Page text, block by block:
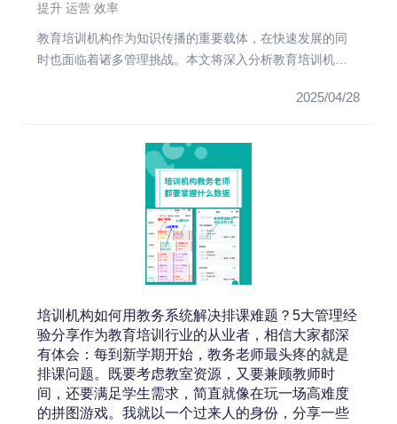
提升 运营 效率
教育培训机构作为知识传播的重要载体，在快速发展的同
时也面临着诸多管理挑战。本文将深入分析教育培训机构
2025/04/28
培训机构如何用教务系统解决排课难题？5大管理经
验分享作为教育培训行业的从业者，相信大家都深
有体会：每到新学期开始，教务老师最头疼的就是
排课问题。既要考虑教室资源，又要兼顾教师时
间，还要满足学生需求，简直就像在玩一场高难度
的拼图游戏。我就以一个过来人的身份，分享一些